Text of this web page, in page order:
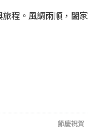
程。風調雨順，闔家
節慶祝賀